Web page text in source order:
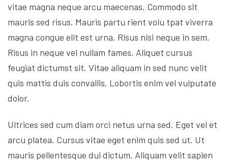
vitae magna neque arcu maecenas. Commodo sit
mauris sed risus. Mauris partu rient volu tpat viverra
magna congue elit est urna. Risus nisi neque in sem.
Risus in neque vel nullam fames. Aliquet cursus
feugiat dictumst sit. Vitae aliquam in sed nunc velit
quis mattis duis convallis. Lobortis enim vel vulputate
dolor.
Ultrices sed cum diam orci netus urna sed. Eget vel et
arcu platea. Cursus vitae eget enim quis sed ut. Ut
mauris pellentesque dui dictum. Aliquam velit sapien